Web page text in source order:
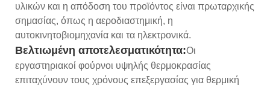
υλικών και η απόδοση του προϊόντος είναι πρωταρχικής
σημασίας, όπως η αεροδιαστημική, η
αυτοκινητοβιομηχανία και τα ηλεκτρονικά.
Βελτιωμένη αποτελεσματικότητα:Οι
εργαστηριακοί φούρνοι υψηλής θερμοκρασίας
επιταχύνουν τους χρόνους επεξεργασίας για θερμική